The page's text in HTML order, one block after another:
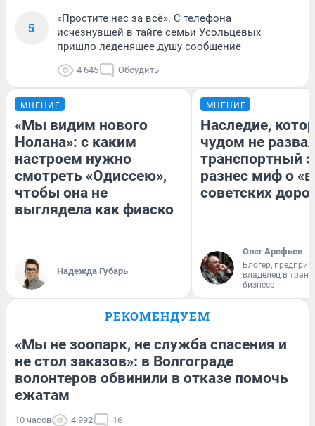
5
«Простите нас за всё». С телефона
исчезнувшей в тайге семьи Усольцевых
пришло леденящее душу сообщение
4 645 Обсудить
МНЕНИЕ
«Мы видим нового
Нолана»: с каким
настроем нужно
смотреть «Одиссею»,
чтобы она не
выглядела как фиаско
Надежда Губарь
МНЕНИЕ
Наследие,
чудом не
транспортный
разнес миф о
советских
Олег Арефьев
Блогер,
владелец в
бизнесе
РЕКОМЕНДУЕМ
«Мы не зоопарк, не служба спасения и
не стол заказов»: в Волгограде
волонтеров обвинили в отказе помочь
ежатам
10 часов 4 992 16